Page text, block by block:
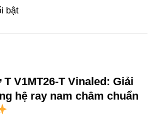
bật
V1MT26-T Vinaled: Giải
hệ ray nam châm chuẩn